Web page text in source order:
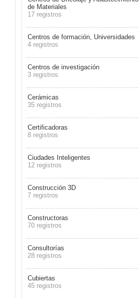
de Materiales
17 registros
Centros de formación, Universidades
4 registros
Centros de investigación
3 registros
Cerámicas
35 registros
Certificadoras
8 registros
Ciudades Inteligentes
12 registros
Construcción 3D
7 registros
Constructoras
70 registros
Consultorías
28 registros
Cubiertas
45 registros